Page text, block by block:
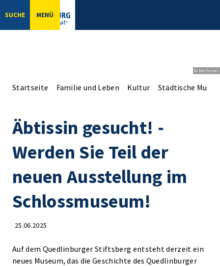
SUCHE MENÜ
© bbsferrari
Startseite Familie und Leben Kultur Städtische
Äbtissin gesucht! -
Werden Sie Teil der
neuen Ausstellung im
Schlossmuseum!
25.06.2025
Auf dem Quedlinburger Stiftsberg entsteht derzeit ein
neues Museum, das die Geschichte des Quedlinburger